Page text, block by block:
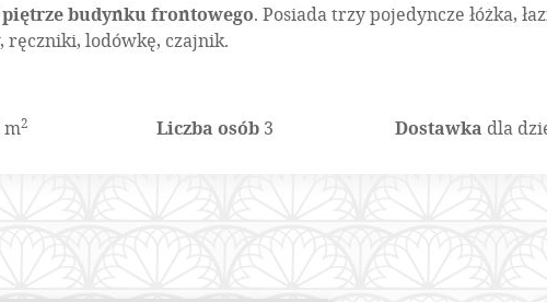
budynku frontowego. Posiada trzy pojedyncze łóżka,
ręczniki, lodówkę, czajnik.
m2 Liczba osób3 Dostawka dla